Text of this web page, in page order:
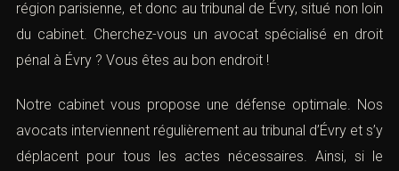
région parisienne, et donc au tribunal de Évry, situé non loin
du cabinet. Cherchez-vous un avocat spécialisé en droit
pénal à Évry ? Vous êtes au bon endroit !
Notre cabinet vous propose une défense optimale. Nos
avocats interviennent régulièrement au tribunal d’Évry et s’y
déplacent pour tous les actes nécessaires. Ainsi, si le